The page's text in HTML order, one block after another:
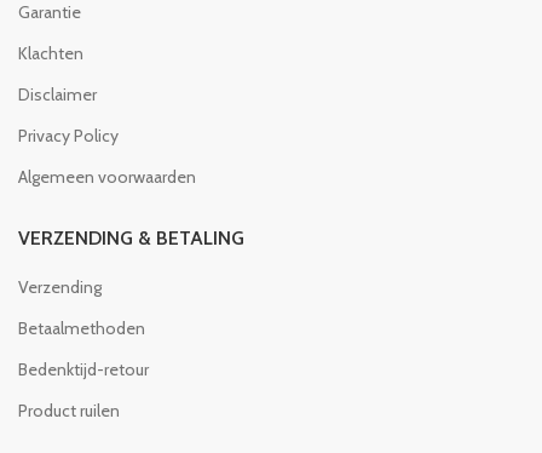
Garantie
Klachten
Disclaimer
Privacy Policy
Algemeen voorwaarden
VERZENDING & BETALING
Verzending
Betaalmethoden
Bedenktijd-retour
Product ruilen